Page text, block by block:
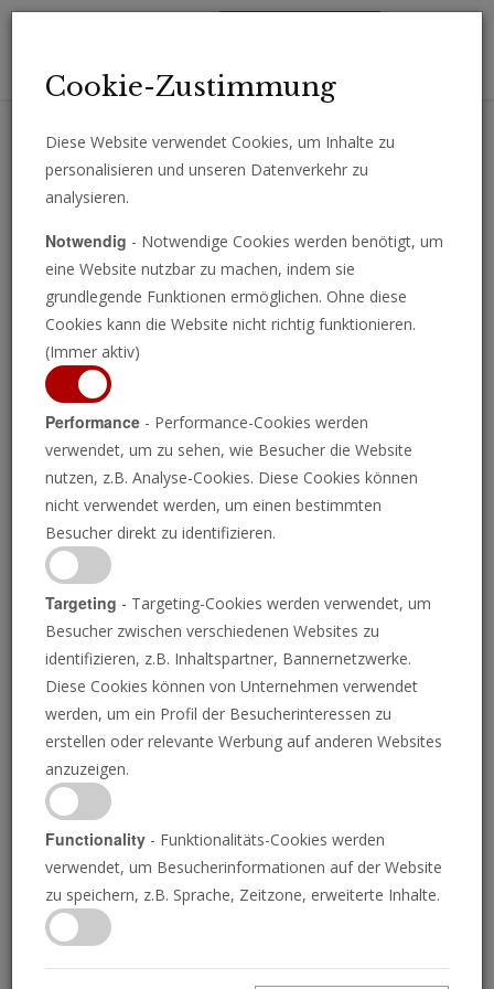
Erhalten Sie wichtige Analysen, Kommentare und Nachrichten
KATE GREEN/ANADOLU AGENCY/GETTY IMAGES; EMMA MOORE/DIE POSAUNE
Ein noch weiter links
stehender
Premierminister für
Großbritannien?
Cookie-Zustimmung
Diese Website verwendet Cookies, um Inhalte zu
personalisieren und unseren Datenverkehr zu
analysieren.
Notwendig - Notwendige Cookies werden benötigt, um
eine Website nutzbar zu machen, indem sie
grundlegende Funktionen ermöglichen. Ohne diese
Cookies kann die Website nicht richtig funktionieren.
(Immer aktiv)
Performance - Performance-Cookies werden
verwendet, um zu sehen, wie Besucher die Website
nutzen, z.B. Analyse-Cookies. Diese Cookies können
nicht verwendet werden, um einen bestimmten
Besucher direkt zu identifizieren.
Targeting - Targeting-Cookies werden verwendet, um
Besucher zwischen verschiedenen Websites zu
identifizieren, z.B. Inhaltspartner, Bannernetzwerke.
Diese Cookies können von Unternehmen verwendet
werden, um ein Profil der Besucherinteressen zu
erstellen oder relevante Werbung auf anderen Websites
anzuzeigen.
Functionality - Funktionalitäts-Cookies werden
verwendet, um Besucherinformationen auf der Website
zu speichern, z.B. Sprache, Zeitzone, erweiterte Inhalte.